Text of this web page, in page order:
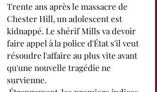
Trente ans après le massacre de
Chester Hill, un adolescent est
kidnappé. Le shérif Mills va devoir
faire appel à la police d'État s'il veut
résoudre l'affaire au plus vite avant
qu'une nouvelle tragédie ne
survienne.